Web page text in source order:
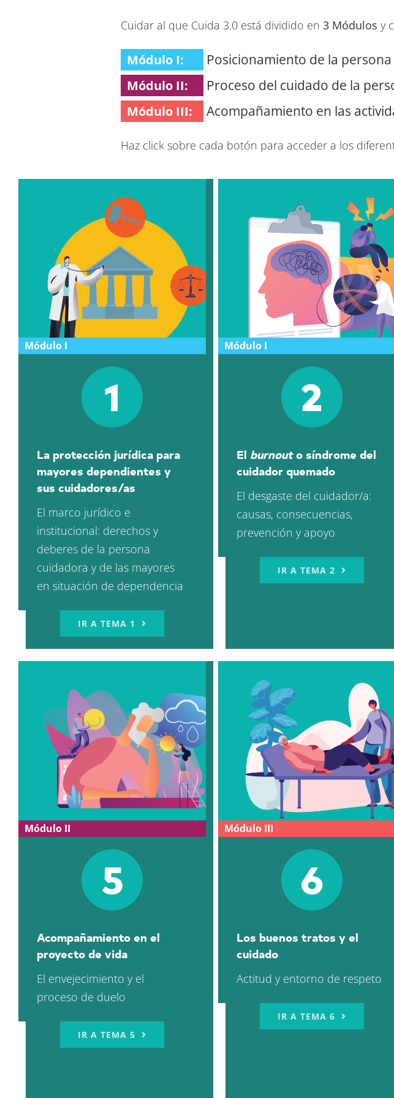
Cuidar al que Cuida 3.0 está dividido en 3 Módulos y
Módulo I: Posicionamiento de la
Módulo II: Proceso del cuidado de la
Módulo III: Acompañamiento en las
Haz click sobre cada botón para acceder a los
Módulo I
1
La protección jurídica para
mayores dependientes y
sus cuidadores/as
El marco jurídico e
institucional: derechos y
deberes de la persona
cuidadora y de las mayores
en situación de dependencia
IR A TEMA 1
Módulo I
2
El burnouto síndrome del
cuidador quemado
El desgaste del cuidador/a:
causas, consecuencias,
prevención y apoyo
IR A TEMA 2
Módulo II
5
Acompañamiento en el
proyecto de vida
El envejecimiento y el
proceso de duelo
IR A TEMA 5
Módulo III
6
Los buenos tratos y el
cuidado
Actitud y entorno de respeto
IR A TEMA 6